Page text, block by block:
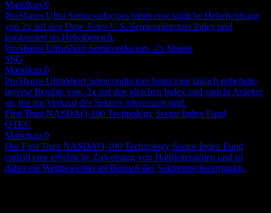
Marktkap.0
ProShares Ultra Semiconductors bietet eine tägliche Hebelwirkung
von 2x auf den Dow Jones U.S. Semiconductors Index und
konkurriert im Hebelbereich.
ProShares UltraShort Semiconductors -2x Shares
SSG
Marktkap.0
ProShares UltraShort Semiconductors bietet eine täglich gehebelte
inverse Rendite von -2x auf den gleichen Index und spricht Anleger
an, die am Verkauf des Sektors interessiert sind.
First Trust NASDAQ-100 Technology Sector Index Fund
QTEC
Marktkap.0
Der First Trust NASDAQ-100 Technology Sector Index Fund
enthält eine erhebliche Zuweisung von Halbleiteraktien und ist
daher ein Wettbewerber im Bereich des Sektorenschwerpunkts.